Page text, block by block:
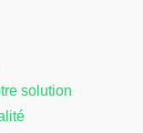
solution